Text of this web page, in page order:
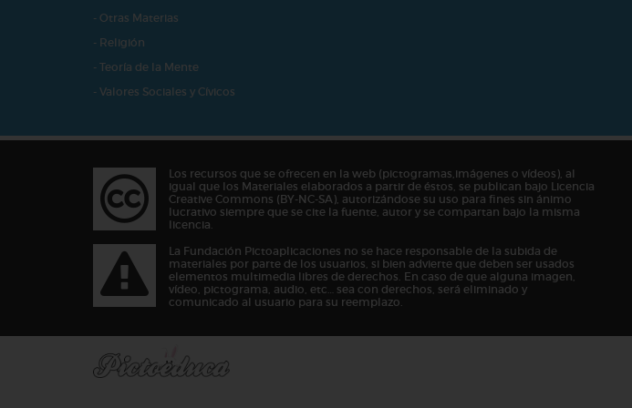
- Otras Materias
- Religión
- Teoría de la Mente
- Valores Sociales y Cívicos
Los recursos que se ofrecen en la web (pictogramas,imágenes o vídeos), al
igual que los Materiales elaborados a partir de éstos, se publican bajo Licencia
Creative Commons (BY-NC-SA), autorizándose su uso para fines sin ánimo
lucrativo siempre que se cite la fuente, autor y se compartan bajo la misma
licencia.
La Fundación Pictoaplicaciones no se hace responsable de la subida de
materiales por parte de los usuarios, si bien advierte que deben ser usados
elementos multimedia libres de derechos. En caso de que alguna imagen,
vídeo, pictograma, audio, etc… sea con derechos, será eliminado y
comunicado al usuario para su reemplazo.